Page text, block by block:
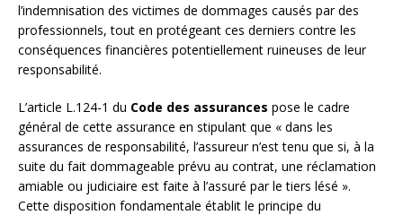
l’indemnisation des victimes de dommages causés par des
professionnels, tout en protégeant ces derniers contre les
conséquences financières potentiellement ruineuses de leur
responsabilité.
L’article L.124-1 du Code des assurances pose le cadre
général de cette assurance en stipulant que « dans les
assurances de responsabilité, l’assureur n’est tenu que si, à la
suite du fait dommageable prévu au contrat, une réclamation
amiable ou judiciaire est faite à l’assuré par le tiers lésé ».
Cette disposition fondamentale établit le principe du